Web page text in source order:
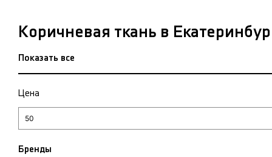
Коричневая ткань в
Показать все
Цена
Бренды